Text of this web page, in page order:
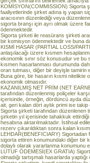
KOMİSYON(COMMISSION) Sigorta
faaliyetlerinde şirket adına iş yapan
aracısının düzenlediği veya
sigorta branşı için ayrı olmak üzere
ödenmektedir.
Sigorta şirketi ile reasürans şirketi
bir komisyon ödenmektedir ve buna
KISMİ HASAR (PARTIAL LOSS/
anlaşılacağı üzere kısmen
ekonomik sınır söz konusudur ve bu
kısmen hasarlanması durumunda
oran tutması, diğer bir deyişle tamirin
Buna göre, bir hasarın kısmi nitelikte
ekonomik olmasıdır.
KAZANILMIŞ NET PRİM (NET
tarafından düzenlenmiş poliçeler
içerisinde, örneğin, dördüncü ayda
ait, geri kalan dört aylık primi ise takip
Sigorta şirketi tarafından düzenlenen
şirketin yıl içerisinde tahakkuk
hesabına aktarılmaktadır. İstihsal
rezerv çıkarıldıktan sonra kalan
LEHDAR(BENEFICIARY) Sigortadan
sigorta ettiren konumundaki diğer bir
dolaylı olarak yararlanma konumunu
LÜTUF ÖDEMESİ(EX GRATIA)
olmadığı tartışmalı hasarlarda